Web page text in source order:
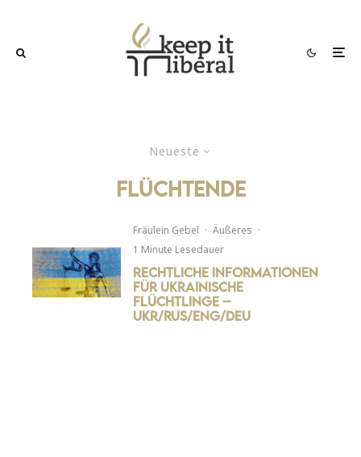
Neueste
flüchtende
Fräulein Gebel · Äußeres ·
1 Minute Lesedauer
Rechtliche Informationen
für ukrainische
Flüchtlinge –
UKR/RUS/ENG/DEU